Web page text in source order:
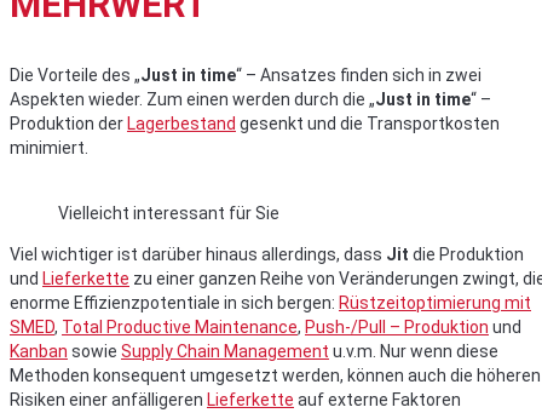
Die Vorteile des „Just in time“ – Ansatzes finden sich in zwei
Aspekten wieder. Zum einen werden durch die „Just in time“ –
Produktion der Lagerbestand gesenkt und die Transportkosten
minimiert.
Vielleicht interessant für Sie
Viel wichtiger ist darüber hinaus allerdings, dass Jit die Produktion
und Lieferkette zu einer ganzen Reihe von Veränderungen zwingt,
enorme Effizienzpotentiale in sich bergen: Rüstzeitoptimierung mit
SMED, Total Productive Maintenance, Push-/Pull – Produktion und
Kanban sowie Supply Chain Management u.v.m. Nur wenn diese
Methoden konsequent umgesetzt werden, können auch die höheren
Risiken einer anfälligeren Lieferkette auf externe Faktoren